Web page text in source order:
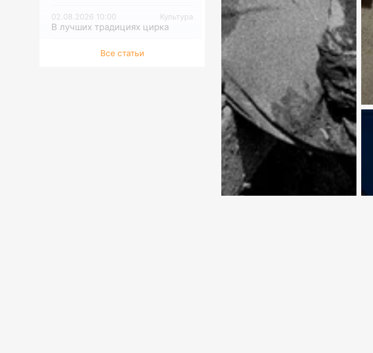
02.08.2026 10:00 Культура
В лучших традициях цирка
02.08.2026 09:30
Подвиг в степи
Все статьи